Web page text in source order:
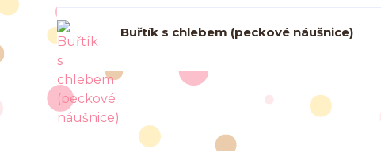
Buřtík s chlebem (peckové náušnice)